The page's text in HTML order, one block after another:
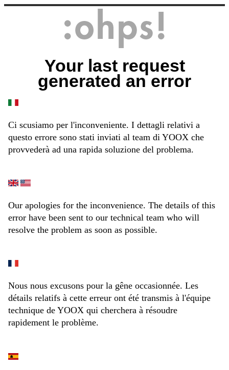
Your last request
generated an error
Ci scusiamo per l'inconveniente. I dettagli relativi a
questo errore sono stati inviati al team di YOOX che
provvederà ad una rapida soluzione del problema.
Our apologies for the inconvenience. The details of this
error have been sent to our technical team who will
resolve the problem as soon as possible.
Nous nous excusons pour la gêne occasionnée. Les
détails relatifs à cette erreur ont été transmis à l'équipe
technique de YOOX qui cherchera à résoudre
rapidement le problème.